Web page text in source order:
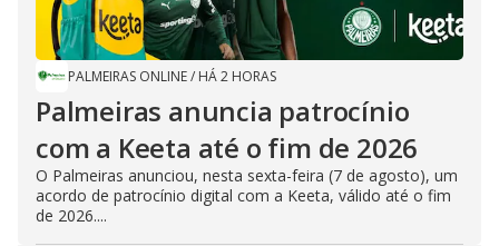
PALMEIRAS ONLINE/ HÁ 2 HORAS
Palmeiras anuncia patrocínio
com a Keeta até o fim de 2026
O Palmeiras anunciou, nesta sexta-feira (7 de agosto), um
acordo de patrocínio digital com a Keeta, válido até o fim
de 2026....